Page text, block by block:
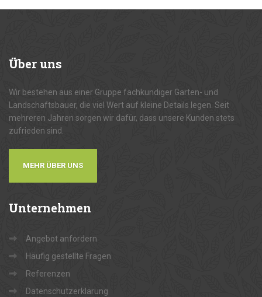
Überuns
Wir bestehen aus einer Gruppe fachkundiger Garten- und
Landschaftsbauer, die viel Wert auf kleine Details legen. Seit
mehreren Jahren sorgen wir dafür, dass unsere Kunden stets
zufrieden sind.
MEHR ÜBER UNS
Unternehmen
Angebot anfordern
Häufig gestellte Fragen
Referenzen
Datenschutzerklärung